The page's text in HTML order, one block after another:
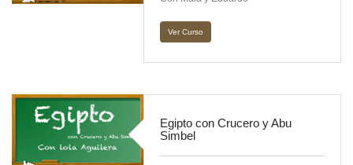
Ver Curso
Egipto con Crucero y Abu
Simbel